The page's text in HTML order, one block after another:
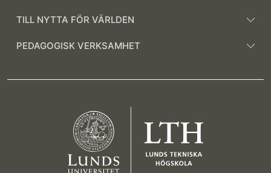
TILL NYTTA FÖR VÄRLDEN
PEDAGOGISK VERKSAMHET